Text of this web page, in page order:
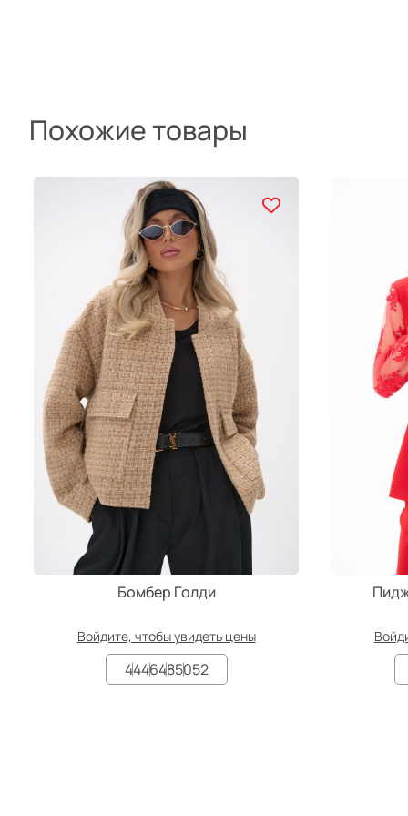
Похожие товары
Бомбер Голди
Войдите, чтобы увидеть цены
4446485052